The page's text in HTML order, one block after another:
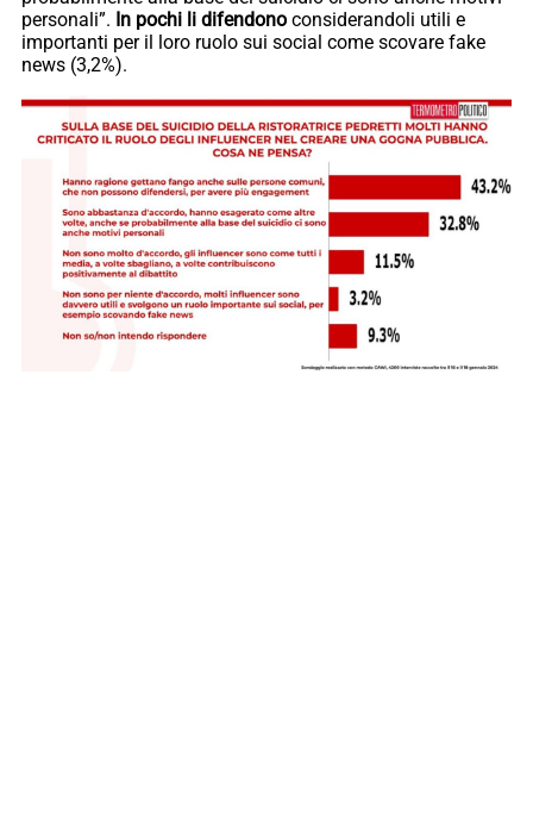
personali”. In pochi li difendono considerandoli utili e
importanti per il loro ruolo sui social come scovare fake
news (3,2%).